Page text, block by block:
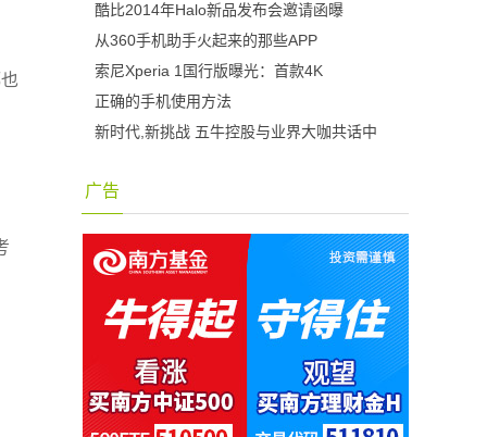
酷比2014年Halo新品发布会邀请函曝
从360手机助手火起来的那些APP
索尼Xperia 1国行版曝光：首款4K
正确的手机使用方法
新时代,新挑战 五牛控股与业界大咖共话中
广告